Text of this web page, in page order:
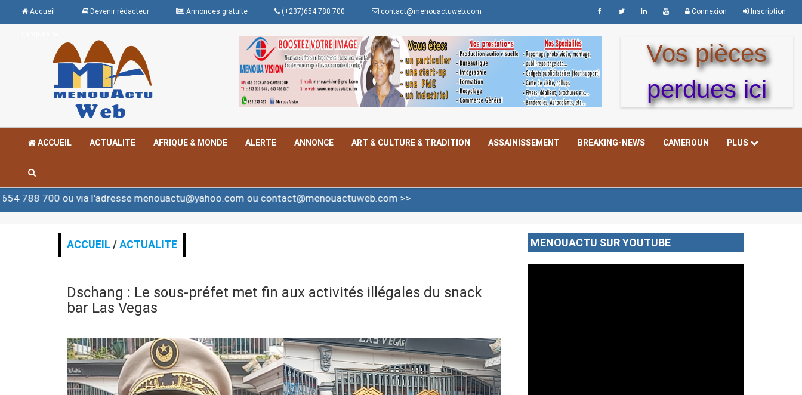
Accueil Devenir rédacteur Annonces gratuite (+237)654 788 700 contact@menouactuweb.com Connexion Inscription
Vos pièces
perdues ici
ACCUEIL ACTUALITE AFRIQUE & MONDE ALERTE ANNONCE ART & CULTURE & TRADITION ASSAINISSEMENT BREAKING-NEWS CAMEROUN PLUS
l'adresse menouactu@yahoo.com ou contact@menouactuweb.com >>
ACCUEIL /ACTUALITE
Dschang : Le sous-préfet met fin aux activités illégales du snack
bar Las Vegas
MENOUACTU SUR YOUTUBE